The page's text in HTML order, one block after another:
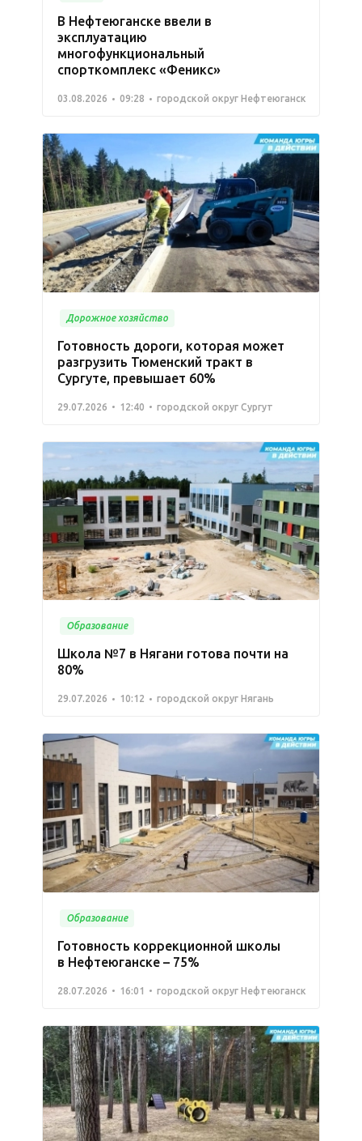
В Нефтеюганске ввели в
эксплуатацию
многофункциональный
спорткомплекс «Феникс»
03.08.2026 09:28 городской округ Нефтеюганск
Дорожное хозяйство
Готовность дороги, которая может
разгрузить Тюменский тракт в
Сургуте, превышает 60%
29.07.2026 12:40 городской округ Сургут
Образование
Школа №7 в Нягани готова почти на
80%
29.07.2026 10:12 городской округ Нягань
Образование
Готовность коррекционной школы
в Нефтеюганске – 75%
28.07.2026 16:01 городской округ Нефтеюганск